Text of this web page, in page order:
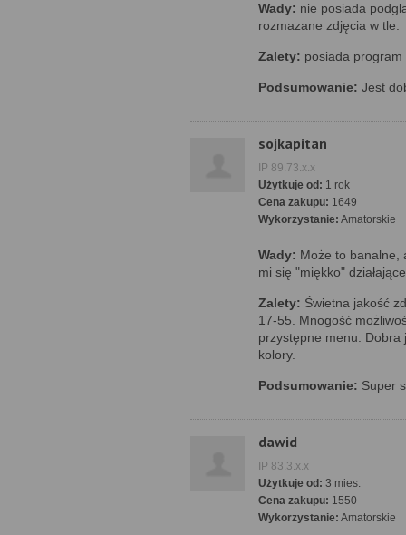
Wady: nie posiada
rozmazane zdjęcia w tle.
Zalety: posiada
Podsumowanie: Jest
sojkapitan
IP 89.73.x.x
Użytkuje od: 1 rok
Cena zakupu: 1649
Wykorzystanie: Amatorskie
Wady: Może to banalne,
mi się "miękko"
Zalety: Świetna jakość
17-55. Mnogość
przystępne menu.
kolory.
Podsumowanie: Super
dawid
IP 83.3.x.x
Użytkuje od: 3 mies.
Cena zakupu: 1550
Wykorzystanie: Amatorskie